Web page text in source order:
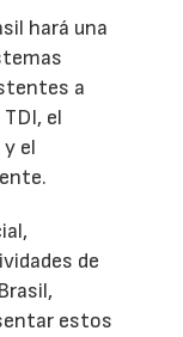
hará una
a
el
el
de
estos